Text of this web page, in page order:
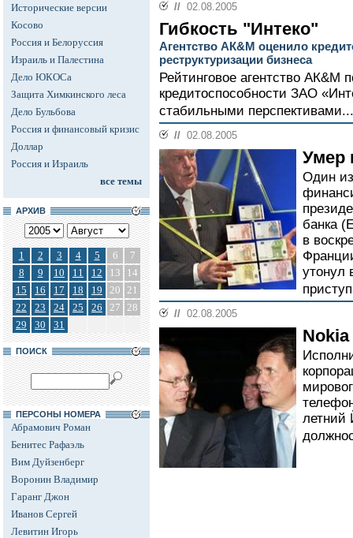
Исторические версии
Косово
Россия и Белоруссия
Израиль и Палестина
Дело ЮКОСа
Защита Химкинского леса
Дело Бульбова
Россия и финансовый кризис
Доллар
Россия и Израиль
все темы
АРХИВ
1 2 3 4 5 6
7
8
9 10 11 12 13
14
15
16 17 18 19 20 21
22
23 24 25 26 27 28
29
30 31
ПОИСК
ПЕРСОНЫ НОМЕРА
Абрамович Роман
Бенитес Рафаэль
Вим Дуйзенберг
Воронин Владимир
Гаранг Джон
Иванов Сергей
Левитин Игорь
// 02.08.2005
Гибкость "Интеко"
Агентство АК&M оценило
реструктуризации бизнеса
Рейтинговое агентство АК&M
кредитоспособности ЗАО
стабильными
// 02.08.2005
Умер
Один
банка
в
утонул
// 02.08.2005
летний